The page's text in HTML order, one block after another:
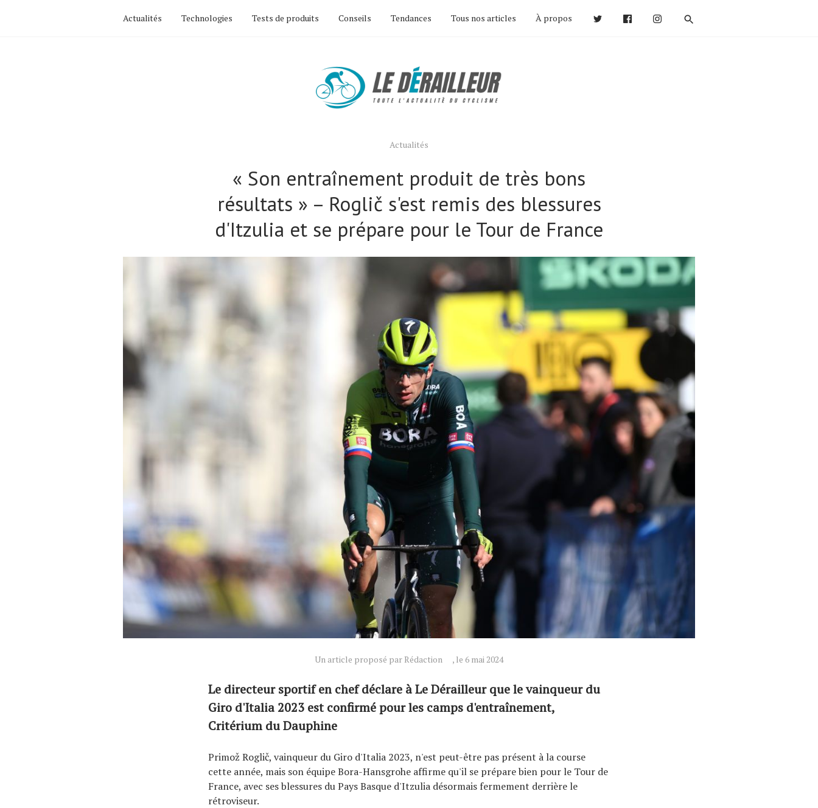
Actualités Technologies Tests de produits Conseils Tendances Tous nos articles À propos
Actualités
« Son entraînement produit de très bons
résultats » – Roglič s'est remis des blessures
d'Itzulia et se prépare pour le Tour de France
Un article proposé par Rédaction , le 6 mai 2024
Le directeur sportif en chef déclare à Le Dérailleur que le vainqueur du
Giro d'Italia 2023 est confirmé pour les camps d'entraînement,
Critérium du Dauphine
Primož Roglič, vainqueur du Giro d'Italia 2023, n'est peut-être pas présent à la course
cette année, mais son équipe Bora-Hansgrohe affirme qu'il se prépare bien pour le Tour de
France, avec ses blessures du Pays Basque d'Itzulia désormais fermement derrière le
rétroviseur.